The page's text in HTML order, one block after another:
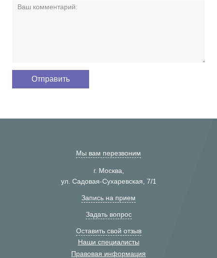
Мы вам перезвоним
г. Москва,
ул. Садовая-Сухаревская, 7/1
Запись на прием
Задать вопрос
Оставить свой отзыв
Наши специалисты
Правовая информация